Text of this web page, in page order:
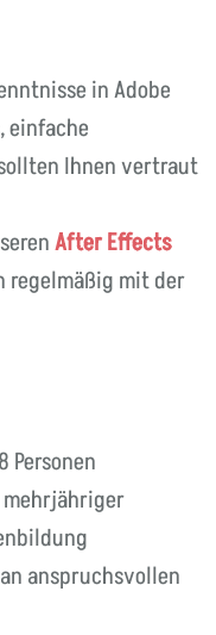
in Adobe
einfache
Ihnen vertraut
After Effects
mit der
Personen
anspruchsvollen